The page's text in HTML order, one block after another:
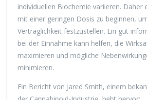
individuellen Biochemie variieren. Daher
mit einer geringen Dosis zu beginnen,
Verträglichkeit festzustellen. Ein gut
bei der Einnahme kann helfen, die
maximieren und mögliche
minimieren.
Ein Bericht von Jared Smith, einem